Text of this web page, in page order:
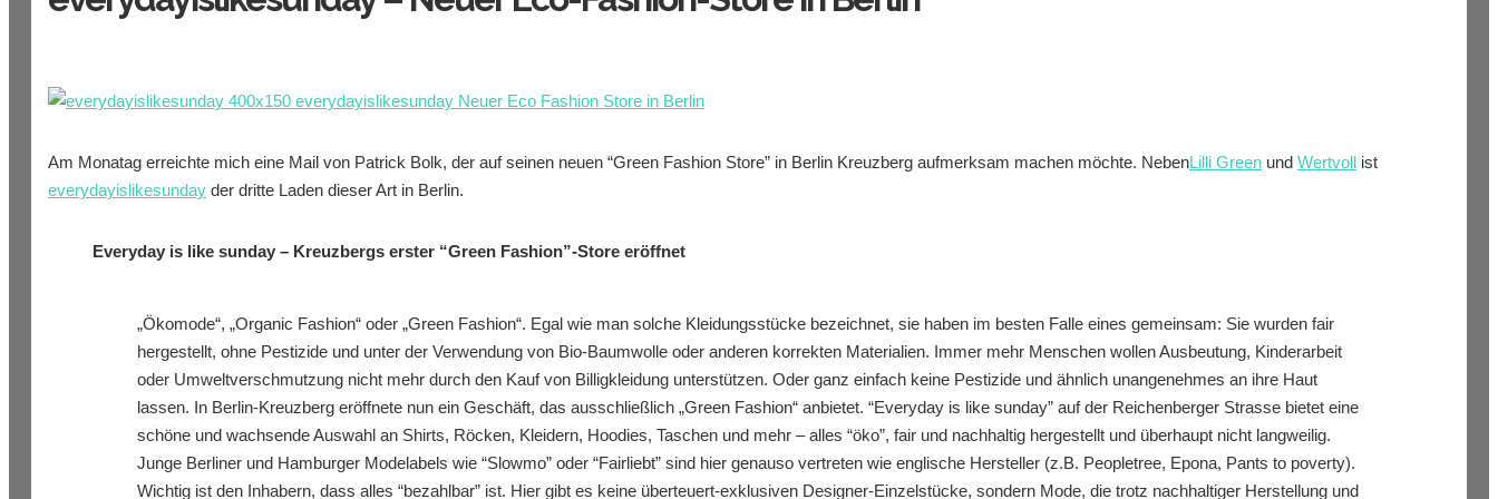
Am Monatag erreichte mich eine Mail von Patrick Bolk, der auf seinen neuen “Green Fashion Store” in Berlin Kreuzberg aufmerksam machen möchte. NebenLilli Green und Wertvoll ist
everydayislikesunday der dritte Laden dieser Art in Berlin.
Everyday is like sunday – Kreuzbergs erster “Green Fashion”-Store eröffnet
„Ökomode“, „Organic Fashion“ oder „Green Fashion“. Egal wie man solche Kleidungsstücke bezeichnet, sie haben im besten Falle eines gemeinsam: Sie wurden fair
hergestellt, ohne Pestizide und unter der Verwendung von Bio-Baumwolle oder anderen korrekten Materialien. Immer mehr Menschen wollen Ausbeutung, Kinderarbeit
oder Umweltverschmutzung nicht mehr durch den Kauf von Billigkleidung unterstützen. Oder ganz einfach keine Pestizide und ähnlich unangenehmes an ihre Haut
lassen. In Berlin-Kreuzberg eröffnete nun ein Geschäft, das ausschließlich „Green Fashion“ anbietet. “Everyday is like sunday” auf der Reichenberger Strasse bietet eine
schöne und wachsende Auswahl an Shirts, Röcken, Kleidern, Hoodies, Taschen und mehr – alles “öko”, fair und nachhaltig hergestellt und überhaupt nicht langweilig.
Junge Berliner und Hamburger Modelabels wie “Slowmo” oder “Fairliebt” sind hier genauso vertreten wie englische Hersteller (z.B. Peopletree, Epona, Pants to poverty).
Wichtig ist den Inhabern, dass alles “bezahlbar” ist. Hier gibt es keine überteuert-exklusiven Designer-Einzelstücke, sondern Mode, die trotz nachhaltiger Herstellung und